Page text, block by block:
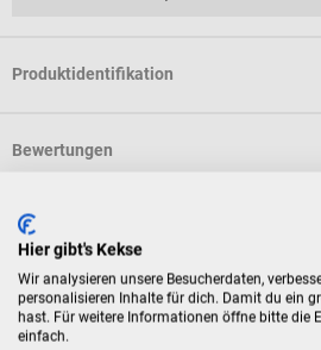
Produktidentifikation
Bewertungen
Kunden kauften auch
SSB
B. Braun
Askina Finger Bob Fingerverband
Hier gibt's Kekse
Wir analysieren unsere Besucherdaten,
personalisieren Inhalte für dich. Damit du ein
hast. Für weitere Informationen öffne bitte die
einfach.